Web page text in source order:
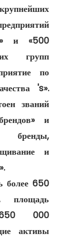
и «500
групп
по
's».
званий
и
бренды,
и
площадь
650 000
активы